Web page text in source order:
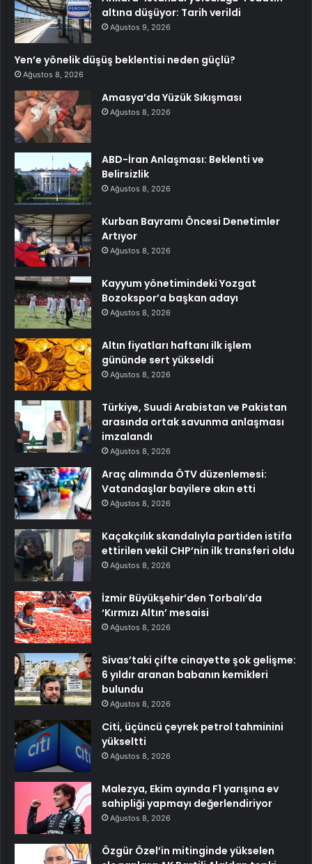
altına düşüyor: Tarih verildi
Ağustos 9, 2026
Yen’e yönelik düşüş beklentisi neden güçlü?
Ağustos 8, 2026
Amasya’da Yüzük Sıkışması
Ağustos 8, 2026
ABD-İran Anlaşması: Beklenti ve
Belirsizlik
Ağustos 8, 2026
Kurban Bayramı Öncesi Denetimler
Artıyor
Ağustos 8, 2026
Kayyum yönetimindeki Yozgat
Bozokspor’a başkan adayı
Ağustos 8, 2026
Altın fiyatları haftanı ilk işlem
gününde sert yükseldi
Ağustos 8, 2026
Türkiye, Suudi Arabistan ve Pakistan
arasında ortak savunma anlaşması
imzalandı
Ağustos 8, 2026
Araç alımında ÖTV düzenlemesi:
Vatandaşlar bayilere akın etti
Ağustos 8, 2026
Kaçakçılık skandalıyla partiden istifa
ettirilen vekil CHP’nin ilk transferi oldu
Ağustos 8, 2026
İzmir Büyükşehir’den Torbalı’da
‘Kırmızı Altın’ mesaisi
Ağustos 8, 2026
Sivas’taki çifte cinayette şok gelişme:
6 yıldır aranan babanın kemikleri
bulundu
Ağustos 8, 2026
Citi, üçüncü çeyrek petrol tahminini
yükseltti
Ağustos 8, 2026
Malezya, Ekim ayında F1 yarışına ev
sahipliği yapmayı değerlendiriyor
Ağustos 8, 2026
Özgür Özel’in mitinginde yükselen